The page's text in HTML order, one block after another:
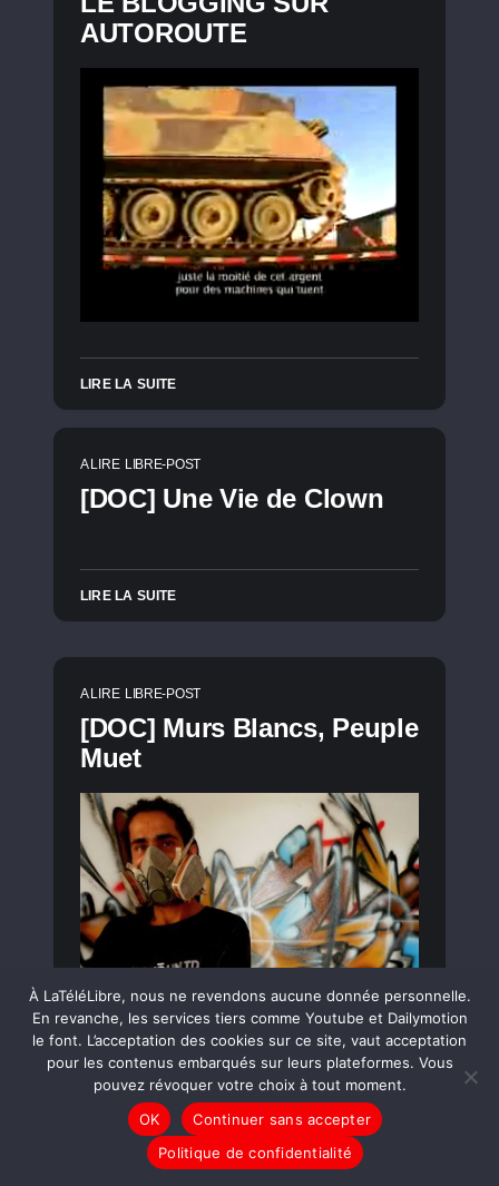
AUTOROUTE
LIRE LA SUITE
A LIRE LIBRE-POST
[DOC] Une Vie de Clown
LIRE LA SUITE
A LIRE LIBRE-POST
[DOC] Murs Blancs, Peuple
Muet
LIRE LA SUITE
À LaTéléLibre, nous ne revendons aucune donnée personnelle.
En revanche, les services tiers comme Youtube et Dailymotion
le font. L’acceptation des cookies sur ce site, vaut acceptation
pour les contenus embarqués sur leurs plateformes. Vous
pouvez révoquer votre choix à tout moment.
OK
Continuer sans accepter
Politique de confidentialité